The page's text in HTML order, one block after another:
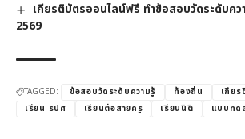
เกียรติบัตรออนไลน์ฟรี ทำข้อสอบวัดระดับคว
2569
TAGGED: ข้อสอบวัดระดับความรู้ ท้องถิ่น
เกีย
เรียน รปศ
เรียนต่อสายครู เรียนนิติ แบบทด